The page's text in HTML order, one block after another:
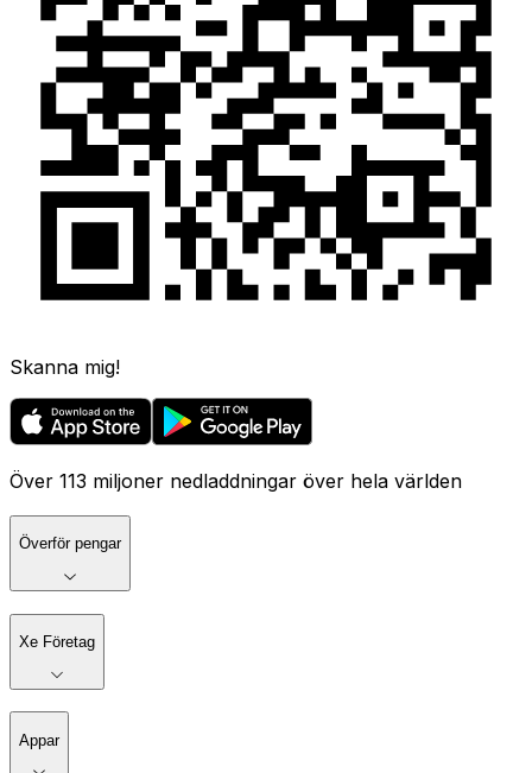
Skanna mig!
Över 113 miljoner nedladdningar över hela världen
Överför pengar
Xe Företag
Appar